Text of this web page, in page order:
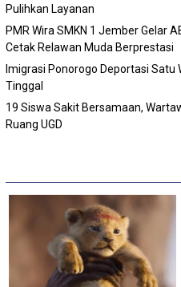
Pulihkan Layanan
PMR Wira SMKN 1 Jember Gelar
Cetak Relawan Muda Berprestasi
Imigrasi Ponorogo Deportasi Satu
Tinggal
19 Siswa Sakit Bersamaan,
Ruang UGD